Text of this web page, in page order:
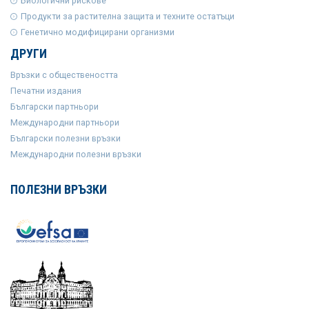
Продукти за растителна защита и техните остатъци
Генетично модифицирани организми
ДРУГИ
Връзки с обществеността
Печатни издания
Български партньори
Международни партньори
Български полезни връзки
Международни полезни връзки
ПОЛЕЗНИ ВРЪЗКИ